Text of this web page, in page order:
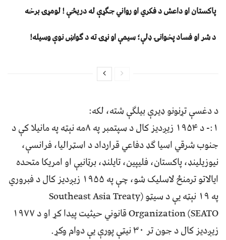
پاکستان او داعش د فکري او رواني جګړې له دریڅې ! لومړۍ برخه
د شر او فساد پخوانۍ ډلې؛ سیمې او نړۍ ته د ګواښ نوې وسیله!
د دغسې تړنونو ډیرې بیلګې شته، لکه:
۱:- د ۱۹۵۴ زيږدیز کال د سپتمبر په ۸مه نېټه په مانیلا کې د
جنوب شرقي اسیا ګډ دفاعي قرارداد د اسټرالیا، فرانسې،
نیوزيلينډ، پاکستان، فليپين، تايلنډ، برټانيې او امريکا متحده
ايالاتو ترمنځ لاسليک شو، چې په ۱۹۵۵ زيږديز کال د فبروري
په ۱۹ نېټه یې د سيټو (Southeast Asia Treaty
Organization (SEATO قانوني حیثيت پيدا کړ او د ۱۹۷۷
زيږديز کال د جون تر ۳۰ نيټې پورې یې دوام وکړ.